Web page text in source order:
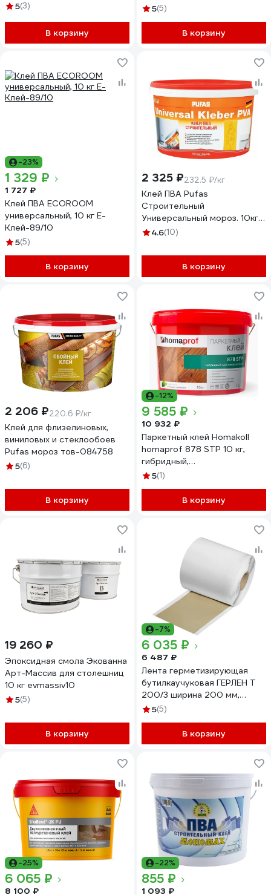
5(3)
В корзину
толщина 3 мм, дублированна
бежевая 12 м
00000000064
5(5)
В корзину
-23%
1 329 ₽
1 727 ₽
Клей ПВА ECOROOM
универсальный, 10 кг E-
Клей-89/10
5(5)
В корзину
2 325 ₽232.5 ₽/кг
Клей ПВА Pufas
Строительный
Универсальный мороз. 10кг
тов-122871
4.6(10)
В корзину
2 206 ₽220.6 ₽/кг
Клей для флизелиновых,
виниловых и стеклообоев
Pufas мороз тов-084758
5(6)
В корзину
-12%
9 585 ₽
10 932 ₽
Паркетный клей Homakoll
homaprof 878 STP 10 кг,
гибридный,
однокомпонентный
5(1)
В корзину
19 260 ₽
Эпоксидная смола Экованна
Арт-Массив для столешниц
10 кг evmassiv10
5(5)
В корзину
-7%
6 035 ₽
6 487 ₽
Лента герметизирующая
бутилкаучуковая ГЕРЛЕН Т
200/3 ширина 200 мм,
толщина 3 мм, липкая с двух
00000000093
5(5)
В корзину
-25%
6 065 ₽
8 100 ₽
-22%
855 ₽
1 093 ₽